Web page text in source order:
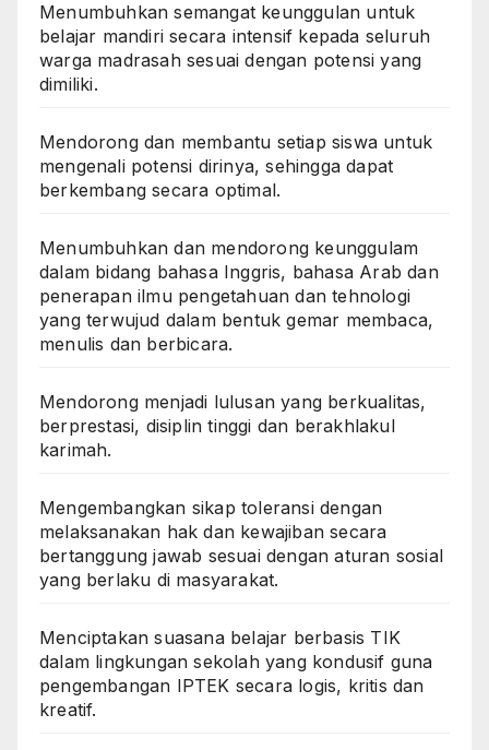
Menumbuhkan semangat keunggulan untuk
belajar mandiri secara intensif kepada seluruh
warga madrasah sesuai dengan potensi yang
dimiliki.
Mendorong dan membantu setiap siswa untuk
mengenali potensi dirinya, sehingga dapat
berkembang secara optimal.
Menumbuhkan dan mendorong keunggulam
dalam bidang bahasa Inggris, bahasa Arab dan
penerapan ilmu pengetahuan dan tehnologi
yang terwujud dalam bentuk gemar membaca,
menulis dan berbicara.
Mendorong menjadi lulusan yang berkualitas,
berprestasi, disiplin tinggi dan berakhlakul
karimah.
Mengembangkan sikap toleransi dengan
melaksanakan hak dan kewajiban secara
bertanggung jawab sesuai dengan aturan sosial
yang berlaku di masyarakat.
Menciptakan suasana belajar berbasis TIK
dalam lingkungan sekolah yang kondusif guna
pengembangan IPTEK secara logis, kritis dan
kreatif.